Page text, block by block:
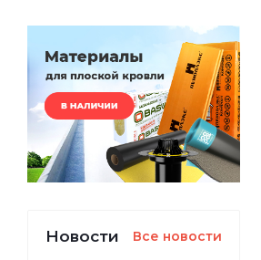
Новости Все новости